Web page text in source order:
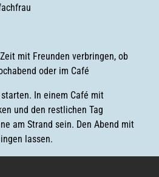
mit Freunden verbringen, ob
oder im Café
In einem Café mit
und den restlichen Tag
am Strand sein. Den Abend mit
lassen.